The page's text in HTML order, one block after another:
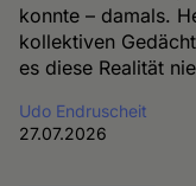
konnte – damals.
kollektiven
es diese Realität
Udo Endruscheit
27.07.2026